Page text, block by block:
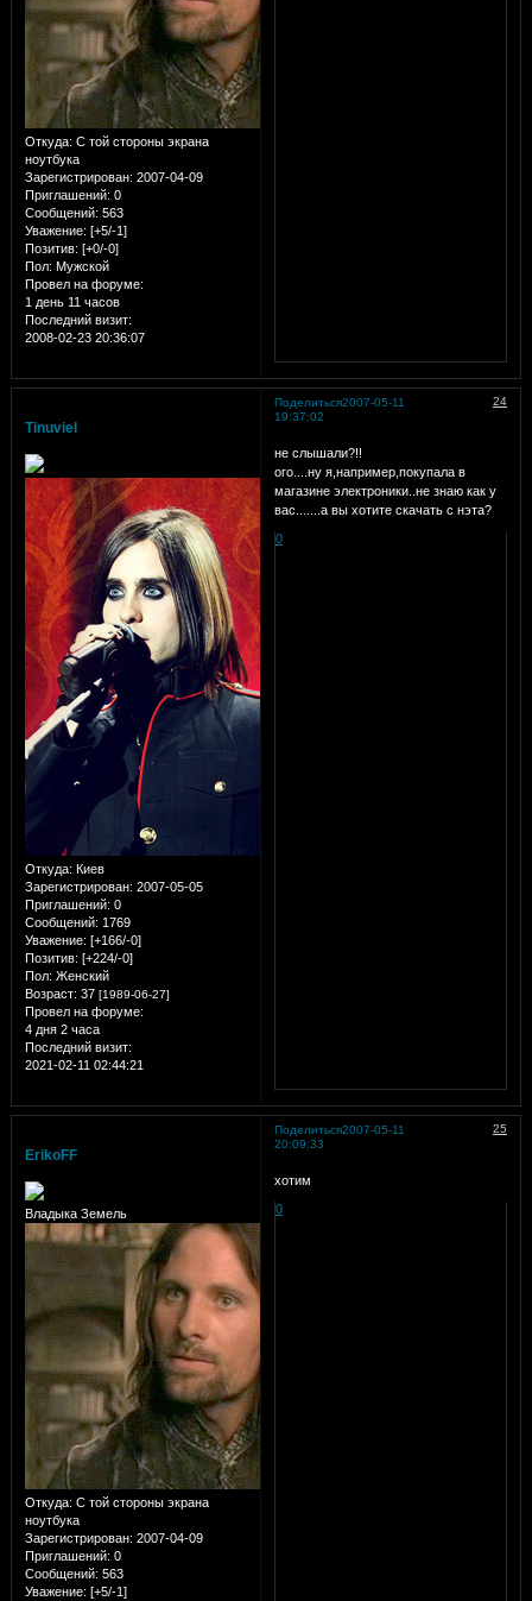
Откуда: С той стороны экрана
ноутбука
Зарегистрирован: 2007-04-09
Приглашений: 0
Сообщений: 563
Уважение: [+5/-1]
Позитив: [+0/-0]
Пол: Мужской
Провел на форуме:
1 день 11 часов
Последний визит:
2008-02-23 20:36:07
Поделиться 24
2007-05-11
19:37:02
Tinuviel
Откуда: Киев
Зарегистрирован: 2007-05-05
Приглашений: 0
Сообщений: 1769
Уважение: [+166/-0]
Позитив: [+224/-0]
Пол: Женский
Возраст: 37 [1989-06-27]
Провел на форуме:
4 дня 2 часа
Последний визит:
2021-02-11 02:44:21
не слышали?!!
ого....ну я,например,покупала в
магазине электроники..не знаю как у
вас.......а вы хотите скачать с нэта?
0
Поделиться 25
2007-05-11
20:09:33
ErikoFF
Владыка Земель
Откуда: С той стороны экрана
ноутбука
Зарегистрирован: 2007-04-09
Приглашений: 0
Сообщений: 563
Уважение: [+5/-1]
хотим
0